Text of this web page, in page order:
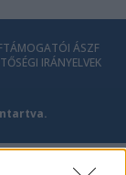
TÁMOGATÓI ÁSZF
IRÁNYELVEK